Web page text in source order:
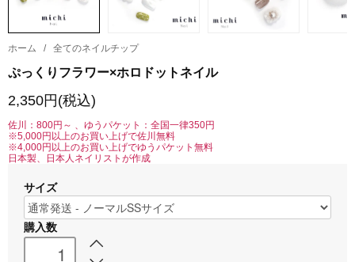
ホーム / 全てのネイルチップ
ぷっくりフラワー×ホロドットネイル
2,350円(税込)
佐川：800円～ 、ゆうパケット：全国一律350円
※5,000円以上のお買い上げで佐川無料
※4,000円以上のお買い上げでゆうパケット無料
日本製、日本人ネイリストが作成
サイズ
購入数